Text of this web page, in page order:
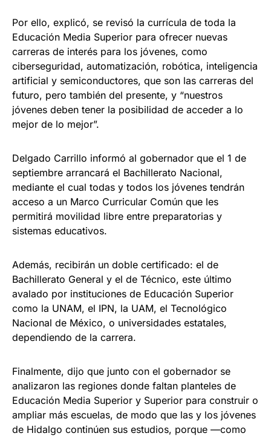
Por ello, explicó, se revisó la currícula de toda la
Educación Media Superior para ofrecer nuevas
carreras de interés para los jóvenes, como
ciberseguridad, automatización, robótica, inteligencia
artificial y semiconductores, que son las carreras del
futuro, pero también del presente, y “nuestros
jóvenes deben tener la posibilidad de acceder a lo
mejor de lo mejor”.
Delgado Carrillo informó al gobernador que el 1 de
septiembre arrancará el Bachillerato Nacional,
mediante el cual todas y todos los jóvenes tendrán
acceso a un Marco Curricular Común que les
permitirá movilidad libre entre preparatorias y
sistemas educativos.
Además, recibirán un doble certificado: el de
Bachillerato General y el de Técnico, este último
avalado por instituciones de Educación Superior
como la UNAM, el IPN, la UAM, el Tecnológico
Nacional de México, o universidades estatales,
dependiendo de la carrera.
Finalmente, dijo que junto con el gobernador se
analizaron las regiones donde faltan planteles de
Educación Media Superior y Superior para construir o
ampliar más escuelas, de modo que las y los jóvenes
de Hidalgo continúen sus estudios, porque —como